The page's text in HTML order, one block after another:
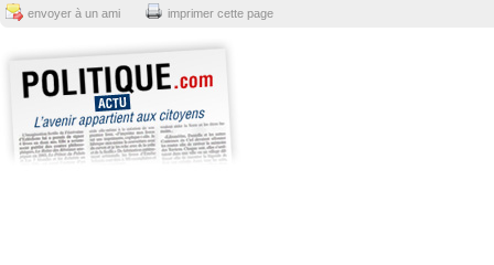
envoyer à un ami imprimer cette page